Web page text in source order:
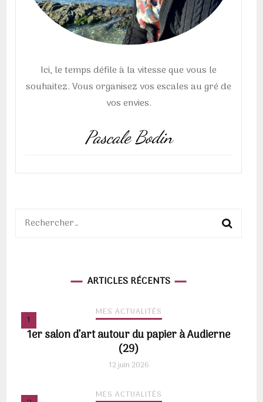
Ici, le temps défile à la vitesse que vous le
souhaitez. Vous organisez vos escales au gré de
vos envies.
Pascale Bodin
Rechercher :
ARTICLES RÉCENTS
MES ACTUALITÉS
1er salon d’art autour du papier à Audierne
(29)
12 juin 2026
MES ACTUALITÉS